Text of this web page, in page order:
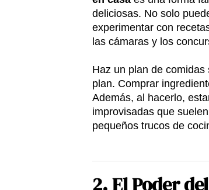
deliciosas. No solo
experimentar con
las cámaras y los
Haz un plan de
plan. Comprar
Además, al hacerlo,
improvisadas que
pequeños trucos de
2.El Poder